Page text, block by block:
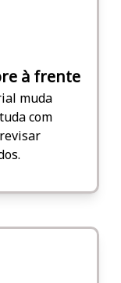
à frente
muda
com